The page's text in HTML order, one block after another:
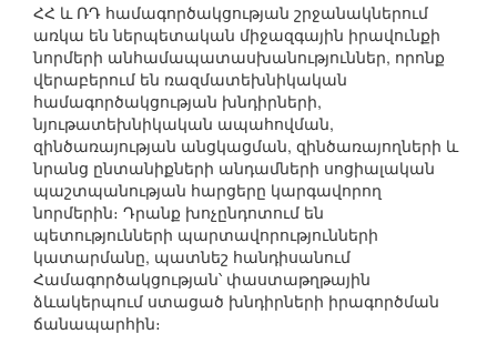
ՀՀ և ՌԴ համագործակցության շրջանակներում
առկա են ներպետական միջազգային իրավունքի
նորմերի անհամապատասխանություններ, որոնք
վերաբերում են ռազմատեխնիկական
համագործակցության խնդիրների,
նյութատեխնիկական ապահովման,
զինծառայության անցկացման, զինծառայողների և
նրանց ընտանիքների անդամների սոցիալական
պաշտպանության հարցերը կարգավորող
նորմերին։ Դրանք խոչընդոտում են
պետությունների պարտավորությունների
կատարմանը, պատնեշ հանդիսանում
Համագործակցության՝ փաստաթղթային
ձևակերպում ստացած խնդիրների իրագործման
ճանապարհին։